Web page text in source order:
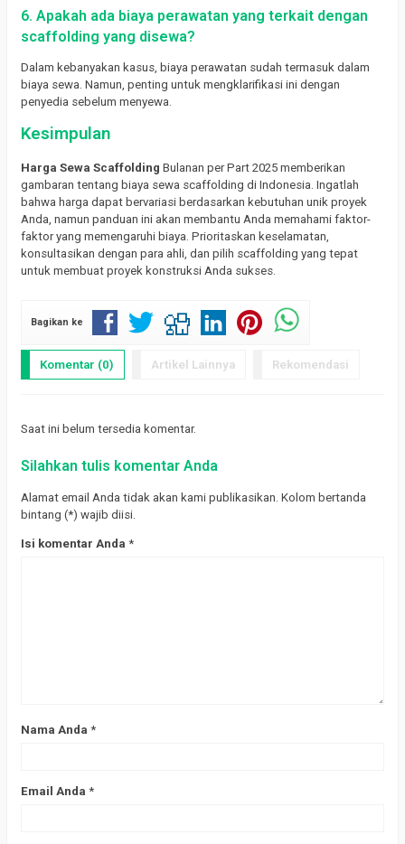
6. Apakah ada biaya perawatan yang terkait dengan
scaffolding yang disewa?
Dalam kebanyakan kasus, biaya perawatan sudah termasuk dalam
biaya sewa. Namun, penting untuk mengklarifikasi ini dengan
penyedia sebelum menyewa.
Kesimpulan
Harga Sewa Scaffolding Bulanan per Part 2025 memberikan
gambaran tentang biaya sewa scaffolding di Indonesia. Ingatlah
bahwa harga dapat bervariasi berdasarkan kebutuhan unik proyek
Anda, namun panduan ini akan membantu Anda memahami faktor-
faktor yang memengaruhi biaya. Prioritaskan keselamatan,
konsultasikan dengan para ahli, dan pilih scaffolding yang tepat
untuk membuat proyek konstruksi Anda sukses.
Bagikan ke
Komentar (0) Artikel Lainnya Rekomendasi
Saat ini belum tersedia komentar.
Silahkan tulis komentar Anda
Alamat email Anda tidak akan kami publikasikan. Kolom bertanda
bintang (*) wajib diisi.
Isi komentar Anda *
Nama Anda *
Email Anda *